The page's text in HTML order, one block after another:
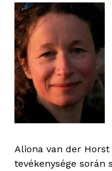
Aliona van der
tevékenysége során